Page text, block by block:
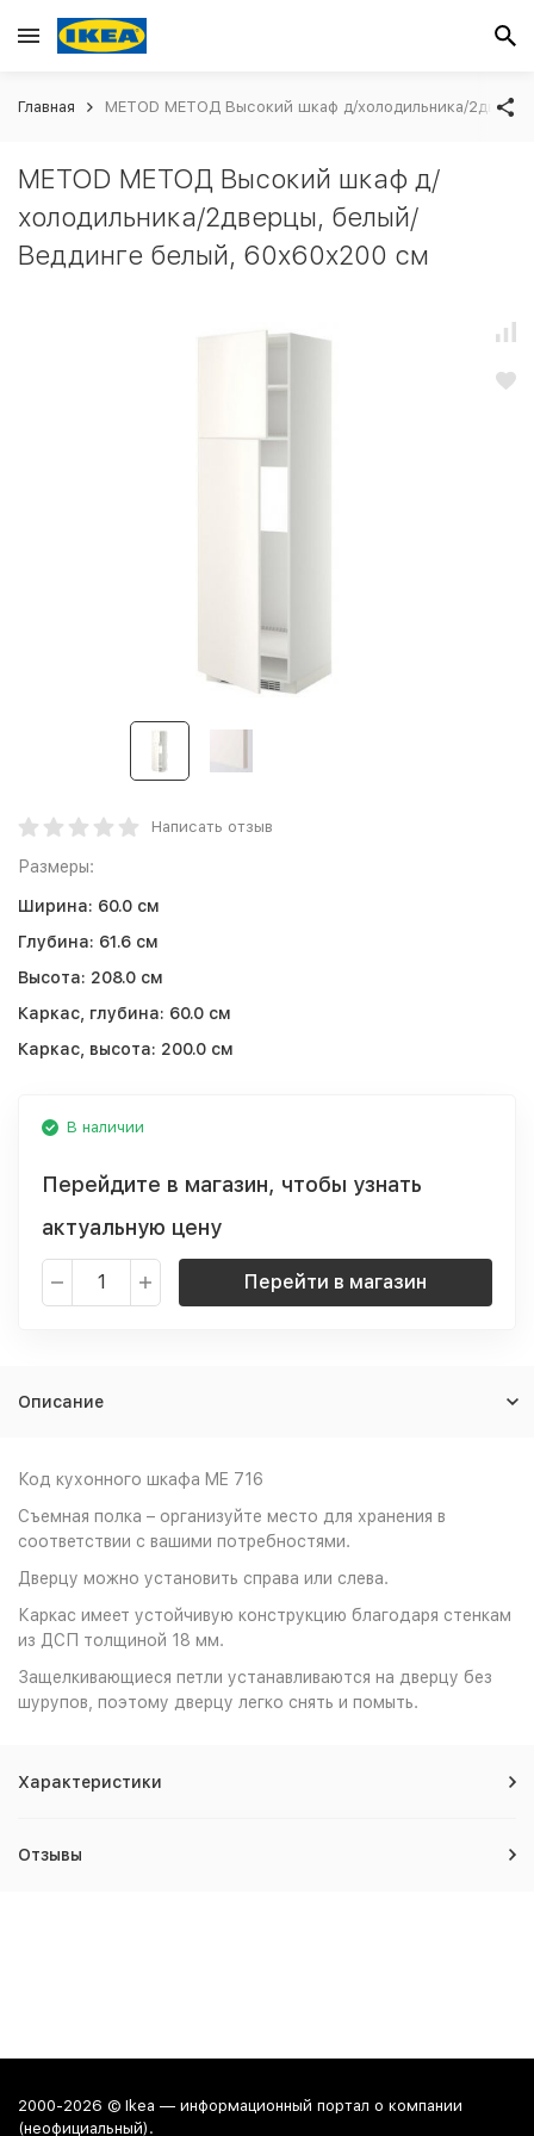
Главная METOD МЕТОД Высокий шкаф д/холодильника/
METOD МЕТОД Высокий шкаф д/
холодильника/2дверцы, белый/
Веддинге белый, 60x60x200 см
Написать отзыв
Размеры:
Ширина: 60.0 см
Глубина: 61.6 см
Высота: 208.0 см
Каркас, глубина: 60.0 см
Каркас, высота: 200.0 см
В наличии
Перейдите в магазин, чтобы узнать
актуальную цену
Перейти в магазин
Описание
Код кухонного шкафа ME 716
Съемная полка – организуйте место для хранения в
соответствии с вашими потребностями.
Дверцу можно установить справа или слева.
Каркас имеет устойчивую конструкцию благодаря стенкам
из ДСП толщиной 18 мм.
Защелкивающиеся петли устанавливаются на дверцу без
шурупов, поэтому дверцу легко снять и помыть.
Характеристики
Отзывы
2000-2026 © Ikea — информационный портал о компании
(неофициальный).